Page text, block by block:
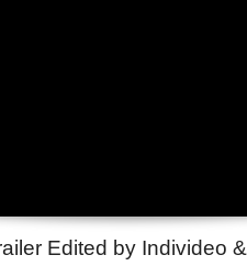
Edited by Individeo